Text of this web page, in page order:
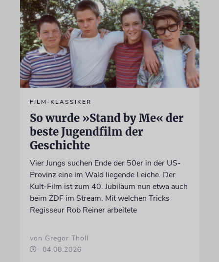
FILM-KLASSIKER
So wurde »Stand by Me« der
beste Jugendfilm der
Geschichte
Vier Jungs suchen Ende der 50er in der US-
Provinz eine im Wald liegende Leiche. Der
Kult-Film ist zum 40. Jubiläum nun etwa auch
beim ZDF im Stream. Mit welchen Tricks
Regisseur Rob Reiner arbeitete
von Gregor Tholl
04.08.2026